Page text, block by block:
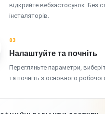
відкрийте вебзастосунок. Без
інсталяторів.
03
Налаштуйте та почніть
Перегляньте параметри,
та почніть з основного